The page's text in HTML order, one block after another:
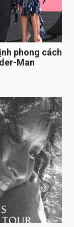
phong cách
Man